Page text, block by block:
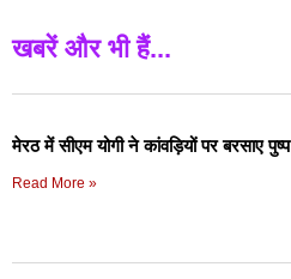
खबरें और भी हैं...
मेरठ में सीएम योगी ने कांवड़ियों पर बरसाए पुष्प
Read More »